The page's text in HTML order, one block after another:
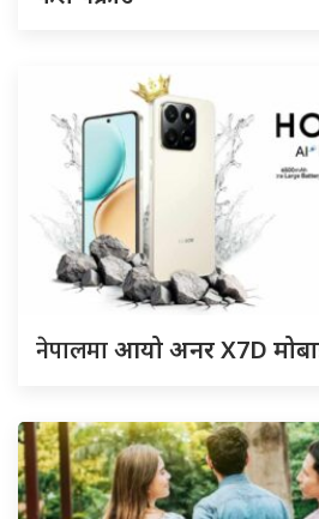
नेपालमाआयो अनर X7D